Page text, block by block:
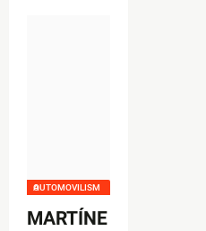
AUTOMOVILISMO
MARTÍNE